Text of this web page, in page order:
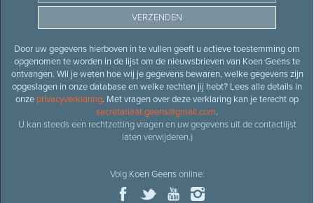
Door uw gegevens hierboven in te vullen geeft u actieve toestemming om
opgenomen te worden in de lijst om de nieuwsbrieven van Koen Geens te
ontvangen. Wil je weten hoe wij je gegevens bewaren, welke gegevens zijn
opgeslagen in onze database en welke rechten jij hebt? Lees alle details in
onze privacyverklaring. Met vragen over deze verklaring kan je terecht op
secretariaat.geens@gmail.com.
U kan steeds een rechtzetting vragen en uw gegevens uit de contactlijst
laten verwijderen.)
Volg Koen Geensonline: